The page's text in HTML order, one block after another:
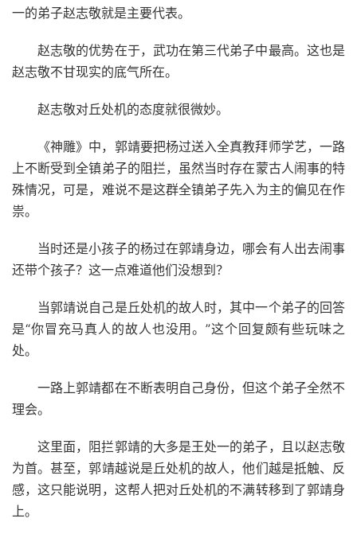
一的弟子赵志敬就是主要代表。
赵志敬的优势在于，武功在第三代弟子中最高。这也是
赵志敬不甘现实的底气所在。
赵志敬对丘处机的态度就很微妙。
《神雕》中，郭靖要把杨过送入全真教拜师学艺，一路
上不断受到全镇弟子的阻拦，虽然当时存在蒙古人闹事的特
殊情况，可是，难说不是这群全镇弟子先入为主的偏见在作
祟。
当时还是小孩子的杨过在郭靖身边，哪会有人出去闹事
还带个孩子？这一点难道他们没想到？
当郭靖说自己是丘处机的故人时，其中一个弟子的回答
是“你冒充马真人的故人也没用。”这个回复颇有些玩味之
处。
一路上郭靖都在不断表明自己身份，但这个弟子全然不
理会。
这里面，阻拦郭靖的大多是王处一的弟子，且以赵志敬
为首。甚至，郭靖越说是丘处机的故人，他们越是抵触、反
感，这只能说明，这帮人把对丘处机的不满转移到了郭靖身
上。